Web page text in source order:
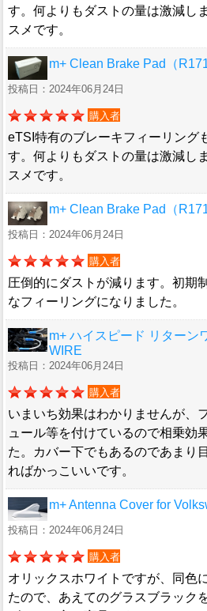
す。何よりもダストの量は激減し
スメです。
m+ Clean Brake Pad（
投稿日：2024年06月24日
購入者
eTSI特有のブレーキフィーリング
す。何よりもダストの量は激減し
スメです。
m+ Clean Brake Pad（
投稿日：2024年06月24日
購入者
圧倒的にダストが減ります。初期
なフィーリングになりました。
m+ ハイスピード リターン
WIRE
投稿日：2024年06月24日
購入者
いまいち効果はわかりませんが、
ュール等を付けているので相乗効
た。カバー下でもあるのであまり
ればかっこいいです。
m+ Antenna Cover for
投稿日：2024年06月24日
購入者
オリックスホワイトですが、同色
たので、あえてのグラスブラック